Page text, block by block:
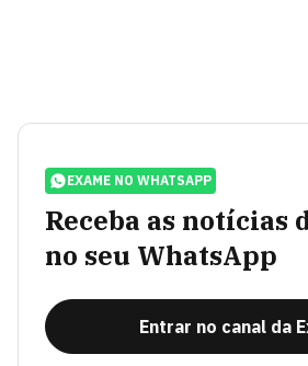
EXAME NO WHATSAPP
Receba as notícias
no seu WhatsApp
Entrar no canal da